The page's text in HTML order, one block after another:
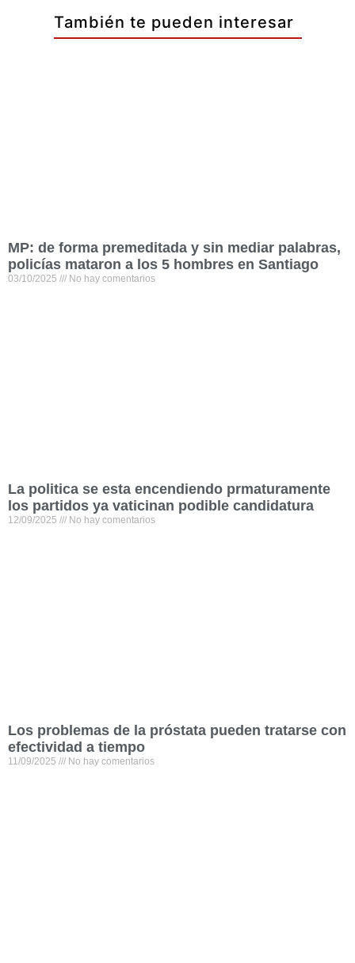
También te pueden interesar
MP: de forma premeditada y sin mediar palabras,
policías mataron a los 5 hombres en Santiago
03/10/2025 No hay comentarios
La politica se esta encendiendo prmaturamente
los partidos ya vaticinan podible candidatura
12/09/2025 No hay comentarios
Los problemas de la próstata pueden tratarse con
efectividad a tiempo
11/09/2025 No hay comentarios